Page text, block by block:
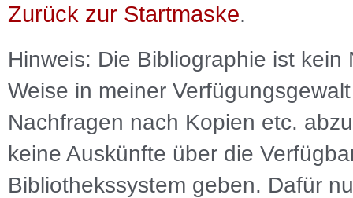
Zurück zur Startmaske.
Hinweis: Die Bibliographie ist kein
Weise in meiner
Nachfragen nach Kopien etc.
keine Auskünfte über die
Bibliothekssystem geben. Dafür